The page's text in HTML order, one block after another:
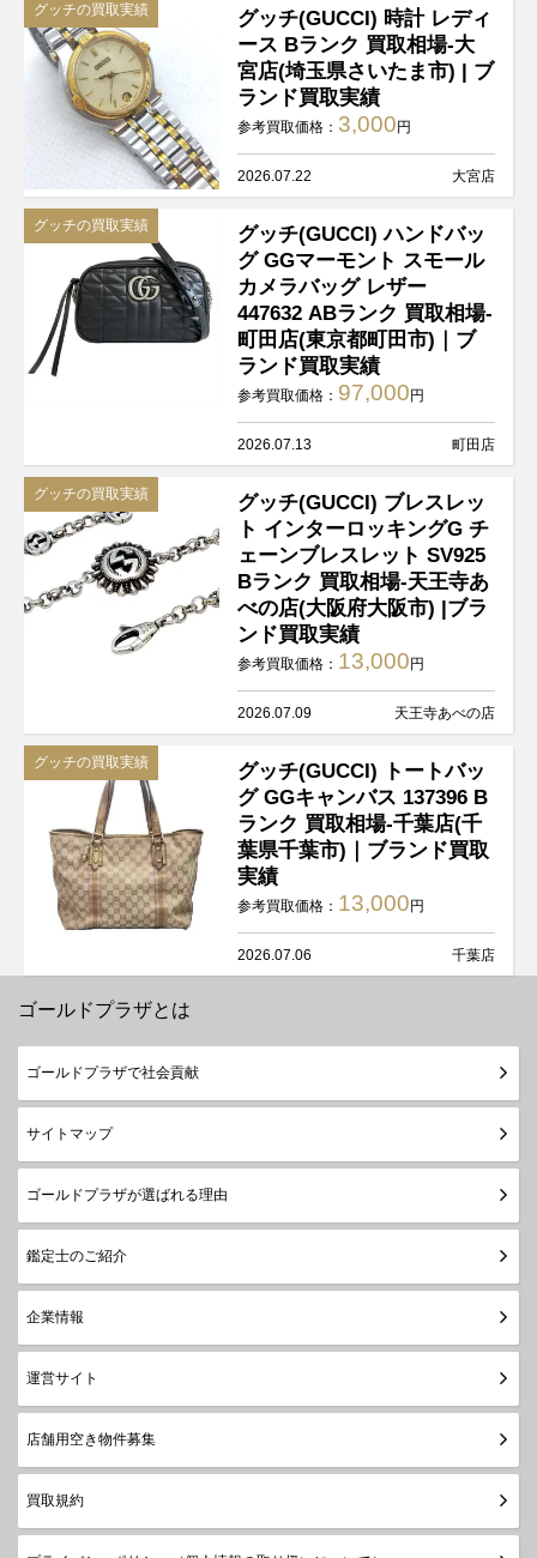
グッチの買取実績
グッチ(GUCCI) 時計 レディ
ース Bランク 買取相場-大
宮店(埼玉県さいたま市) | ブ
ランド買取実績
参考買取価格： 3,000 円
2026.07.22 大宮店
グッチの買取実績
グッチ(GUCCI) ハンドバッ
グ GGマーモント スモール
カメラバッグ レザー
447632 ABランク 買取相場-
町田店(東京都町田市)｜ブ
ランド買取実績
参考買取価格： 97,000 円
2026.07.13 町田店
グッチの買取実績
グッチ(GUCCI) ブレスレッ
ト インターロッキングG チ
ェーンブレスレット SV925
Bランク 買取相場-天王寺あ
べの店(大阪府大阪市) |ブラ
ンド買取実績
参考買取価格： 13,000 円
2026.07.09 天王寺あべの店
グッチの買取実績
グッチ(GUCCI) トートバッ
グ GGキャンバス 137396 B
ランク 買取相場-千葉店(千
葉県千葉市)｜ブランド買取
実績
参考買取価格： 13,000 円
2026.07.06 千葉店
ゴールドプラザとは
ゴールドプラザで社会貢献
サイトマップ
ゴールドプラザが選ばれる理由
鑑定士のご紹介
企業情報
運営サイト
店舗用空き物件募集
買取規約